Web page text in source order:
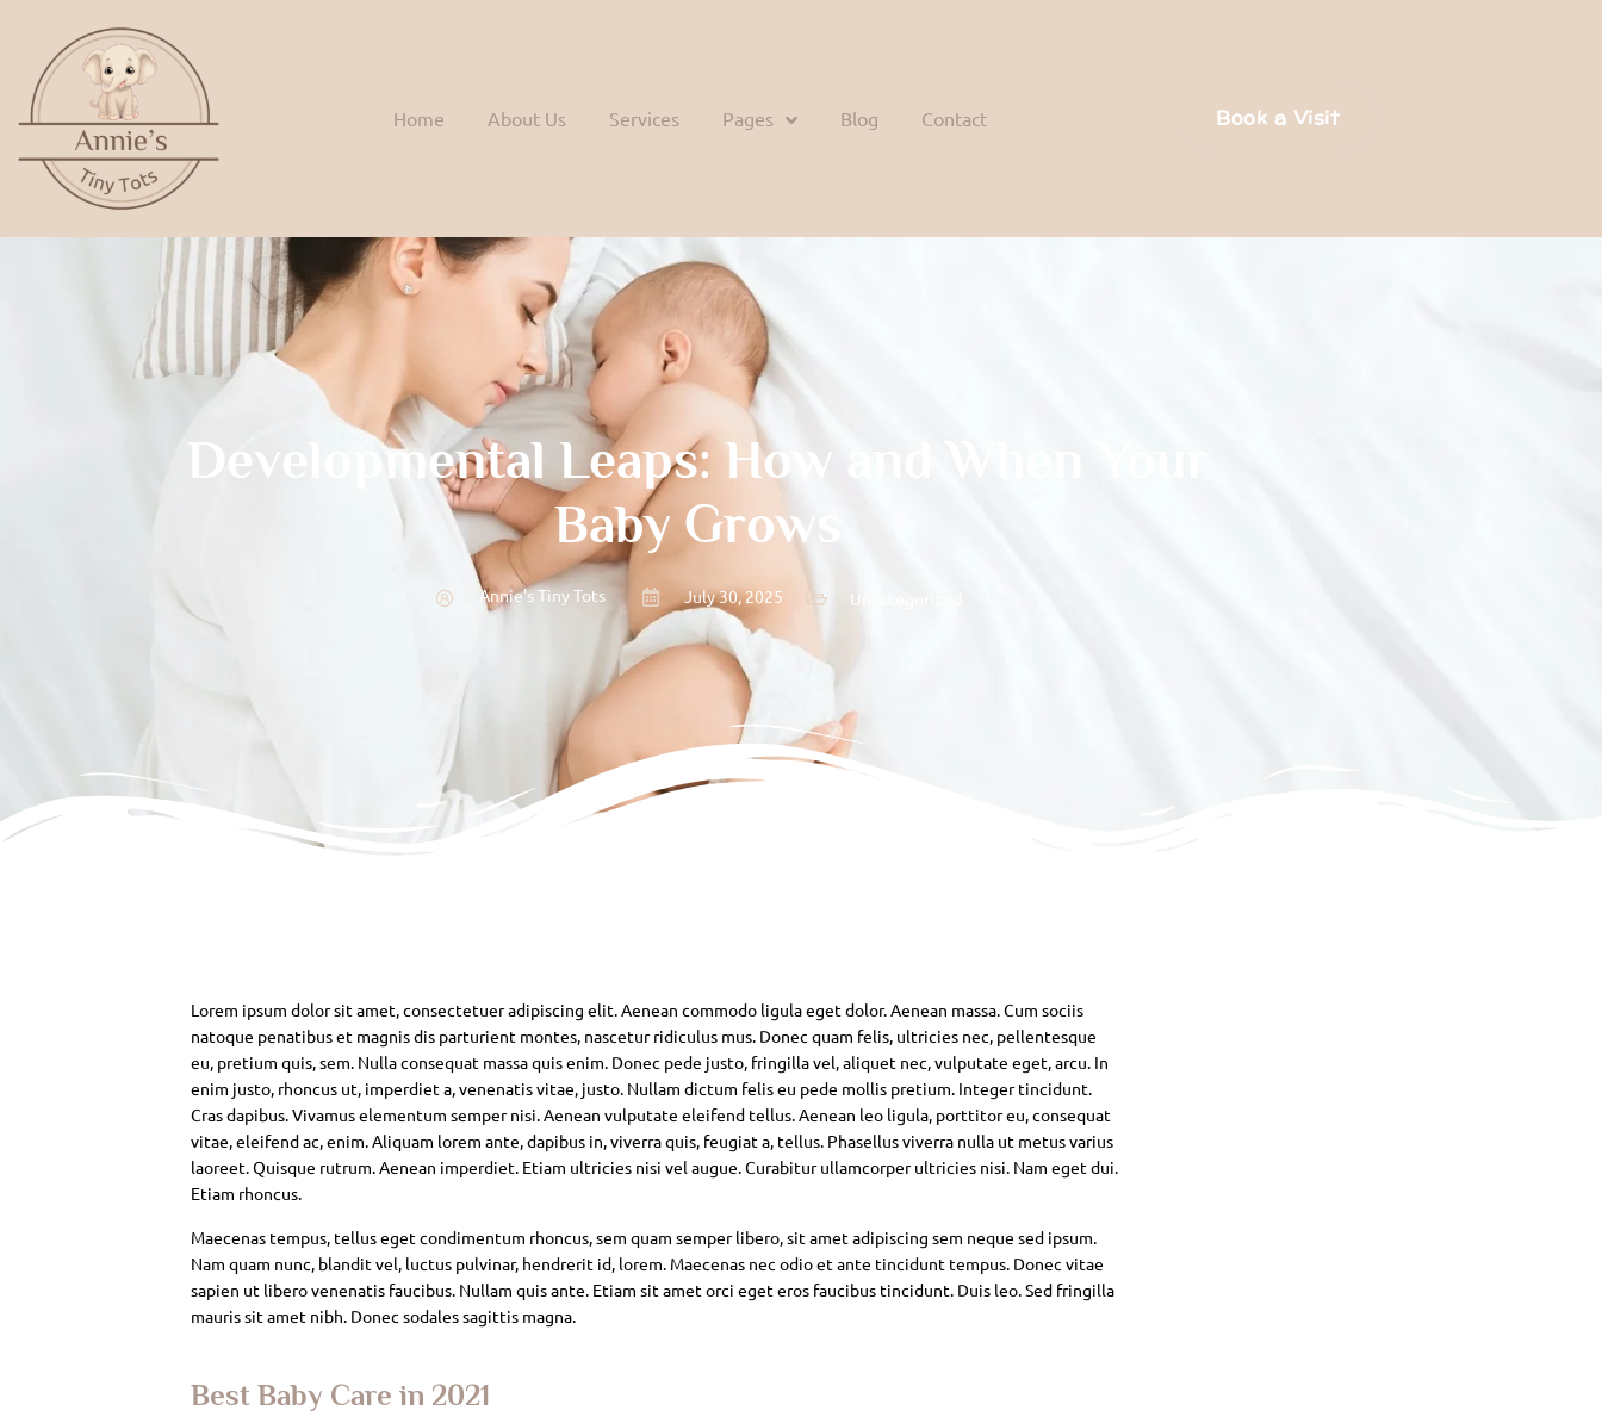
Home About Us Services Pages Blog Contact Book a Visit
Developmental Leaps: How and When Your
Baby Grows
Annie's Tiny Tots July 30, 2025 Uncategorized
Lorem ipsum dolor sit amet, consectetuer adipiscing elit. Aenean commodo ligula eget dolor. Aenean massa. Cum sociis
natoque penatibus et magnis dis parturient montes, nascetur ridiculus mus. Donec quam felis, ultricies nec, pellentesque
eu, pretium quis, sem. Nulla consequat massa quis enim. Donec pede justo, fringilla vel, aliquet nec, vulputate eget, arcu. In
enim justo, rhoncus ut, imperdiet a, venenatis vitae, justo. Nullam dictum felis eu pede mollis pretium. Integer tincidunt.
Cras dapibus. Vivamus elementum semper nisi. Aenean vulputate eleifend tellus. Aenean leo ligula, porttitor eu, consequat
vitae, eleifend ac, enim. Aliquam lorem ante, dapibus in, viverra quis, feugiat a, tellus. Phasellus viverra nulla ut metus varius
laoreet. Quisque rutrum. Aenean imperdiet. Etiam ultricies nisi vel augue. Curabitur ullamcorper ultricies nisi. Nam eget dui.
Etiam rhoncus.
Maecenas tempus, tellus eget condimentum rhoncus, sem quam semper libero, sit amet adipiscing sem neque sed ipsum.
Nam quam nunc, blandit vel, luctus pulvinar, hendrerit id, lorem. Maecenas nec odio et ante tincidunt tempus. Donec vitae
sapien ut libero venenatis faucibus. Nullam quis ante. Etiam sit amet orci eget eros faucibus tincidunt. Duis leo. Sed fringilla
mauris sit amet nibh. Donec sodales sagittis magna.
Best Baby Care in 2021